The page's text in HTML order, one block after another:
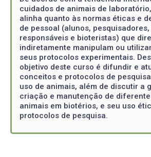
cuidados de animais de
alinha quanto às normas éticas e
de pessoal (alunos,
responsáveis e bioteristas) que
indiretamente manipulam ou
seus protocolos experimentais.
objetivo deste curso é difundir e
conceitos e protocolos de
uso de animais, além de discutir a
criação e manutenção de
animais em biotérios, e seu uso
protocolos de pesquisa.